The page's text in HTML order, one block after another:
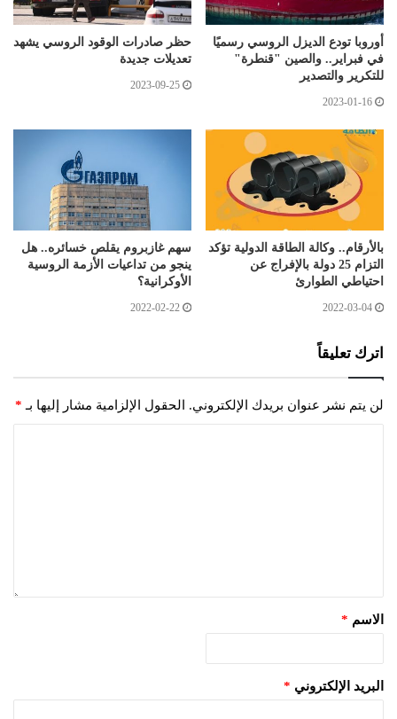
أوروبا تودع الديزل الروسي رسميًا
في فبراير.. والصين "قنطرة"
للتكرير والتصدير
2023-01-16
حظر صادرات الوقود الروسي يشهد
تعديلات جديدة
2023-09-25
بالأرقام.. وكالة الطاقة الدولية تؤكد
التزام 25 دولة بالإفراج عن
احتياطي الطوارئ
2022-03-04
سهم غازبروم يقلص خسائره.. هل
ينجو من تداعيات الأزمة الروسية
الأوكرانية؟
2022-02-22
اترك تعليقاً
لن يتم نشر عنوان بريدك الإلكتروني. الحقول الإلزامية مشار إليها بـ *
الاسم *
البريد الإلكتروني *